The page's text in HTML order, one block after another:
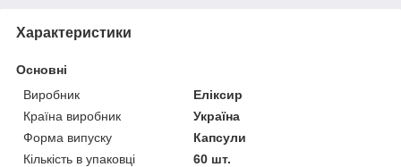
Характеристики
Основні
Виробник
Еліксир
Країна виробник
Україна
Форма випуску
Капсули
Кількість в упаковці
60 шт.